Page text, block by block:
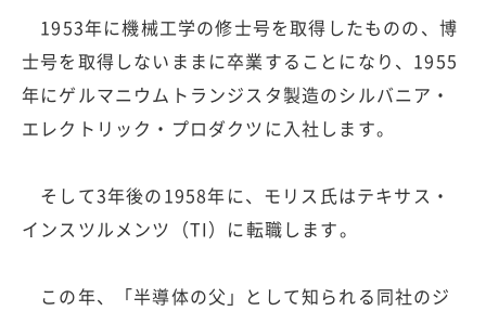
1953年に機械工学の修士号を取得したものの、博
士号を取得しないままに卒業することになり、1955
年にゲルマニウムトランジスタ製造のシルバニア・
エレクトリック・プロダクツに入社します。
そして3年後の1958年に、モリス氏はテキサス・
インスツルメンツ（TI）に転職します。
この年、「半導体の父」として知られる同社のジ